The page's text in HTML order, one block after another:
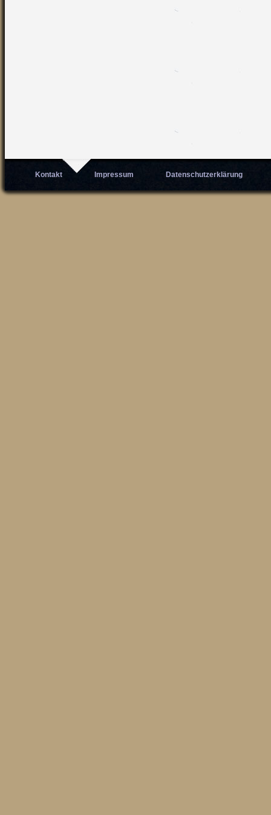
Kontakt Impressum Datenschutzerklärung